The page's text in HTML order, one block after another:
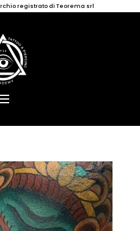
registrato di Teorema srl